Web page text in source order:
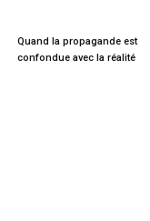
Quand la propagande est
confondue avec la réalité